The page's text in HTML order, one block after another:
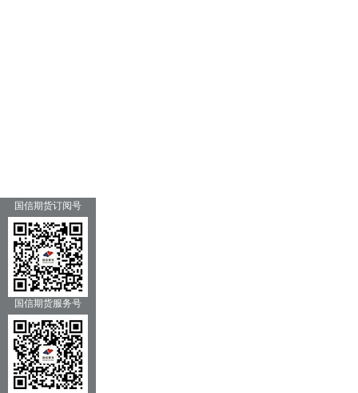
国信期货订阅号
国信期货服务号